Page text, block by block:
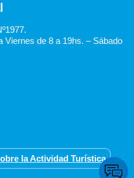
Viernes de 8 a 19hs. – Sábado
la Actividad Turística